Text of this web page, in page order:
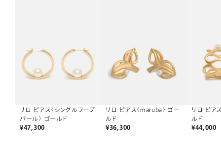
リロ ピアス〈シングルフープ
パール〉 ゴールド
¥47,300
リロ ピアス〈maruba〉 ゴー
ルド
¥36,300
リロ ピア
ルド
¥44,000